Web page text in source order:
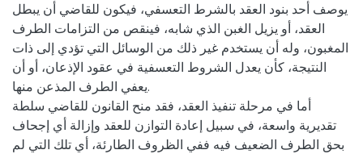
يوصف أحد بنود العقد بالشرط التعسفي، فيكون للقاضي أن يبطل
العقد، أو يزيل الغبن الذي شابه، فينقص من التزامات الطرف
المغبون، وله أن يستخدم غير ذلك من الوسائل التي تؤدي إلى ذات
النتيجة، كأن يعدل الشروط التعسفية في عقود الإذعان، أو أن
يعفي الطرف المذعن منها.
أما في مرحلة تنفيذ العقد، فقد منح القانون للقاضي سلطة
تقديرية واسعة، في سبيل إعادة التوازن للعقد وإزالة أي إجحاف
بحق الطرف الضعيف فيه ففي الظروف الطارئة، أي تلك التي لم